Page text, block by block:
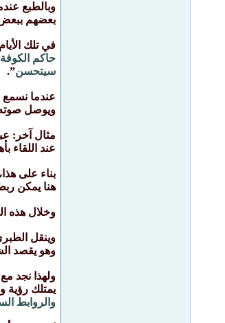
وبالطبع
بعضهم ببعض
في تلك
حاكم
سيتحسن”.
عندما
ويوصل صوته
مثال آخر:
عند اللقاء
بناء على
هنا يمكن
وخلال هذه
وينقل
وهو يقصد
ولهذا نجد
يمتلك رؤية
والروابط